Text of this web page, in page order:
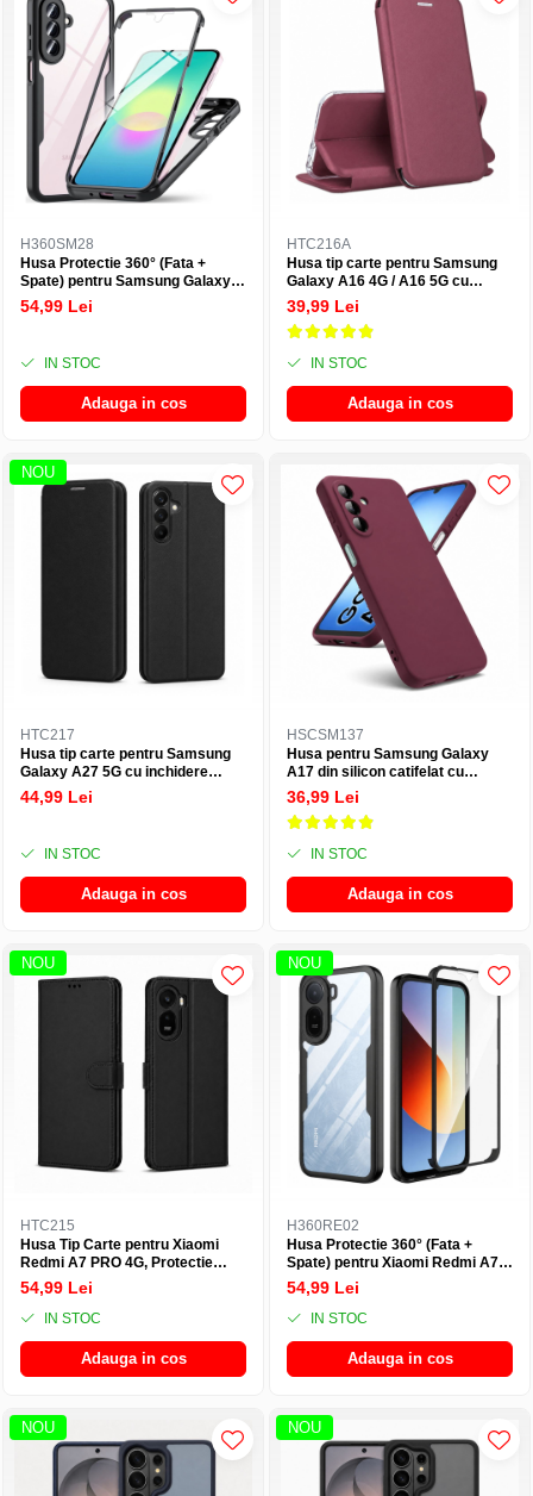
H360SM28
Husa Protectie 360° (Fata +
Spate) pentru Samsung Galaxy
A27 5G, Transparenta cu Margini
Negre - Protectie Completa
54,99 Lei
IN STOC
Adauga in cos
HTC216A
Husa tip carte pentru Samsung
Galaxy A16 4G / A16 5G cu
inchidere magnetica, Rezistenta
la socuri, Functie de suport,
Protectie completa (fata+spate) -
39,99 Lei
IN STOC
Adauga in cos
NOU
HTC217
Husa tip carte pentru Samsung
Galaxy A27 5G cu inchidere
magnetica, Rezistenta la socuri,
Functie de suport, Protectie
44,99 Lei
IN STOC
Adauga in cos
HSCSM137
Husa pentru Samsung Galaxy
A17 din silicon catifelat cu
interior din microfibra si protectie
la camere - Visiniu
36,99 Lei
IN STOC
Adauga in cos
NOU
HTC215
Husa Tip Carte pentru Xiaomi
Redmi A7 PRO 4G, Protectie
Completa, Functie Stand si
Buzunare Interioare
54,99 Lei
IN STOC
Adauga in cos
NOU
H360RE02
Husa Protectie 360° (Fata +
Spate) pentru Xiaomi Redmi A7
Pro 4G, Transparenta cu Margini
Negre - Protectie Completa
54,99 Lei
IN STOC
Adauga in cos
NOU NOU